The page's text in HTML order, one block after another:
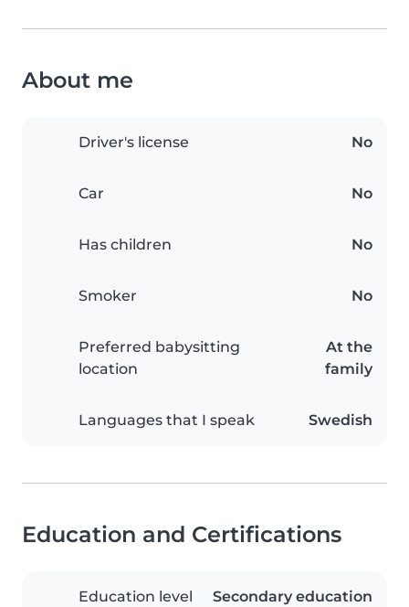
About me
Driver's license No
Car No
Has children No
Smoker No
Preferred babysitting
location
At the
family
Languages that I speak Swedish
Education and Certifications
Education level Secondary education